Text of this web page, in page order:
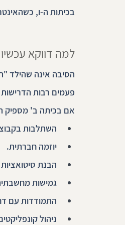
בכיתות ה-ו,
למה דווקא
הסיבה אינה שהילד
פעמים רבות
אם בכיתה ב' מספיק
השתלבות
יוזמה חברתית.
הבנת
גמישות
התמודדות עם
ניהול